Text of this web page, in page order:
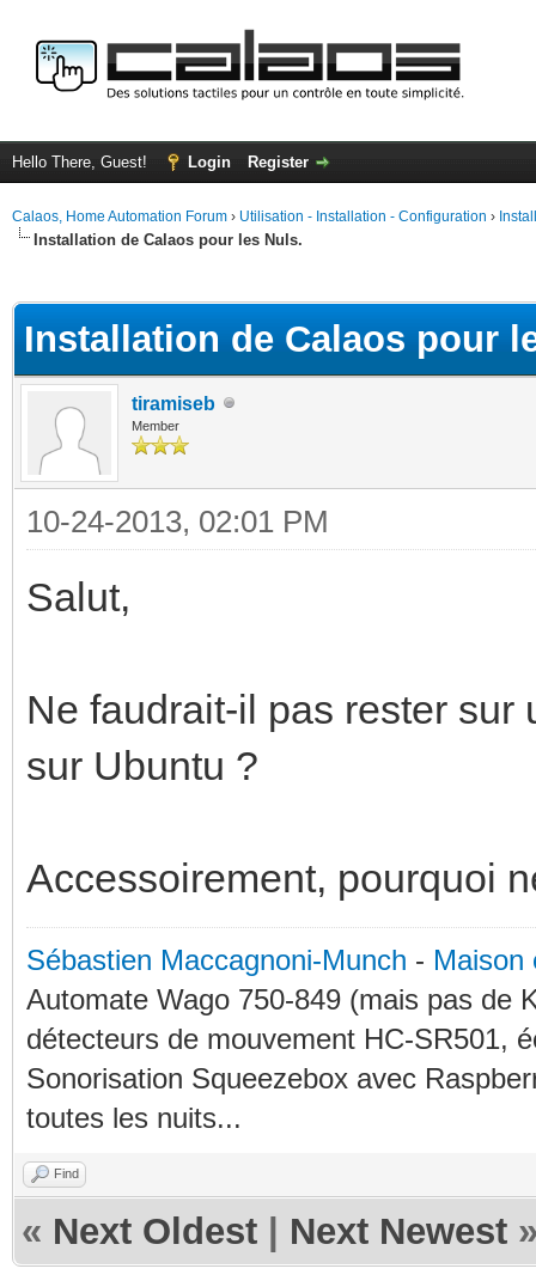
Hello There, Guest! Login Register
Calaos, Home Automation Forum › Utilisation - Installation - Configuration ›
Installation de Calaos pour les Nuls.
Installation de Calaos pour
tiramiseb
Member
10-24-2013, 02:01 PM
Salut,
Ne faudrait-il pas rester sur
sur Ubuntu ?
Accessoirement, pourquoi
Sébastien Maccagnoni-Munch - Maison
Automate Wago 750-849 (mais pas de
détecteurs de mouvement HC-SR501,
Sonorisation Squeezebox avec
toutes les nuits...
Find
« Next Oldest Next Newest